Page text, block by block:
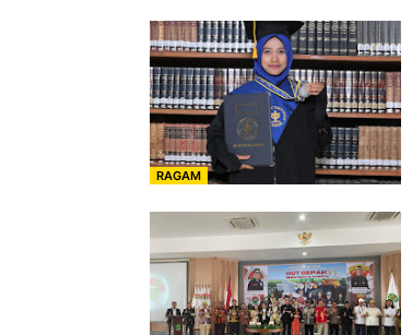
RAGAM